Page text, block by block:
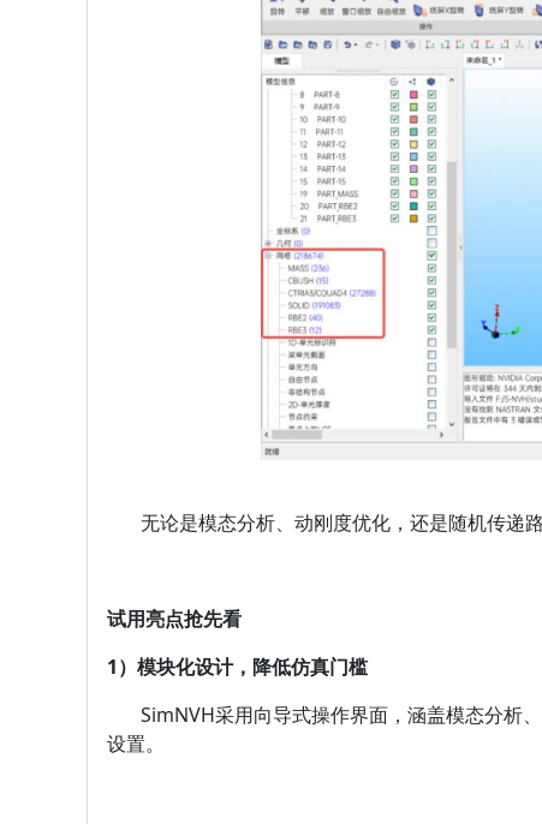
无论是模态分析、动刚度优化，还是随机传递路
试用亮点抢先看
1）模块化设计，降低仿真门槛
SimNVH采用向导式操作界面，涵盖模态分析、
设置。